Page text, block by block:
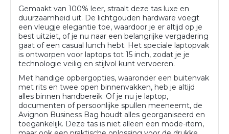
Gemaakt van 100% leer, straalt deze tas luxe en
duurzaamheid uit. De lichtgouden hardware voegt
een vleugje elegantie toe, waardoor je er altijd op je
best uitziet, of je nu naar een belangrijke vergadering
gaat of een casual lunch hebt. Het speciale laptopvak
is ontworpen voor laptops tot 15 inch, zodat je je
technologie veilig en stijlvol kunt vervoeren.
Met handige opbergopties, waaronder een buitenvak
met rits en twee open binnenvakken, heb je altijd
alles binnen handbereik. Of je nu je laptop,
documenten of persoonlijke spullen meeneemt, de
Avignon Business Bag houdt alles georganiseerd en
toegankelijk. Deze tas is niet alleen een mode-item,